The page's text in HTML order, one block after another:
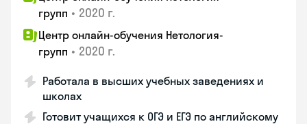
групп • 2020 г.
Центр онлайн-обучения Нетология-
групп • 2020 г.
Работала в высших учебных заведениях и
школах
Готовит учащихся к ОГЭ и ЕГЭ по английскому